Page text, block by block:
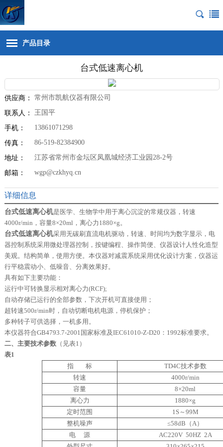
产品目录
台式低速离心机
供应商： 常州市凯航仪器有限公司
联系人： 王国平
手机： 13861071298
传真： 86-519-82384900
地址： 江苏省常州市金坛区凤凰城经济工业园28-2号
邮箱： wgp@czkhyq.cn
详细信息
台式低速离心机是医学、生物学中用于离心沉淀的常规仪器，转速
4000r/min ，容量8×20ml ，离心力 1880×g。
台式低速离心机采用无碳刷直流电机驱动，转速、时间均为数字显示，电
器控制系统采用微处理器控制，按键编程、操作简便、仪器设计人性化造型
美观。 结构简单，使用方便。 本仪器对减震系统采用优化设计方案，仪器运
行平稳震动小、低噪音、分离效果好。
具有如下主要功能：
运行中可转换显示相对离心力(RCF);
自动存储已运行的全部参数，下次开机可直接使用；
超转速500r/min时，自动切断电机电源，停机保护；
多种转子可供选择，一机多用。
本仪器符合GB4793.7-2001国家标准及IEC61010-Z-D20：1992标准要求。
二、主要技术参数（见表1）
表1
指
标 TD4C技术参数
转速
4000r/min
容量
8×20ml
离心力
1880×g
定时范围
1S～ 99M
整机噪声
≤58dB （A）
电
源
AC220V 50HZ 2A